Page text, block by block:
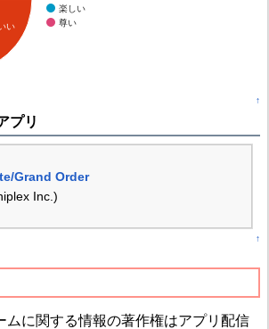
楽しい
尊い
い
↑
プリ
Grand Order
Inc.)
↑
ムに関する情報の著作権はアプリ配信